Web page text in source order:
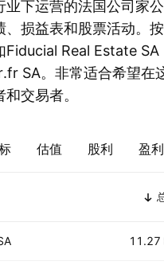
下运营的法国公司家
损益表和股票活动。
Fiducial Real Estate
SA。非常适合希望在
交易者。
估值 股利 盈
11.27